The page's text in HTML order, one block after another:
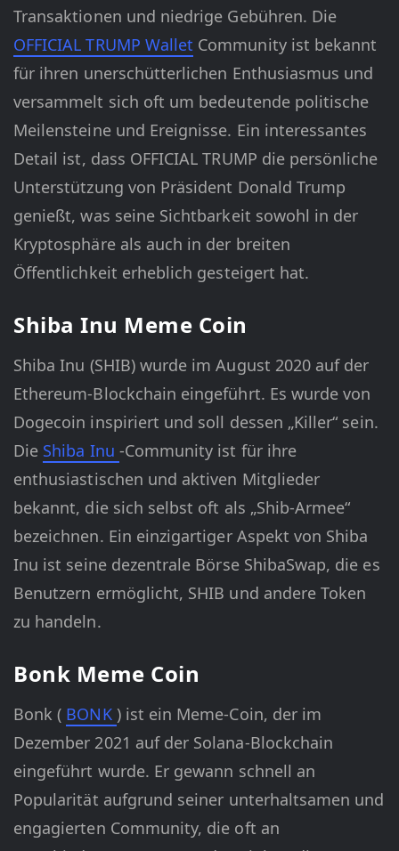
Transaktionen und niedrige Gebühren. Die
OFFICIAL TRUMP Wallet Community ist bekannt
für ihren unerschütterlichen Enthusiasmus und
versammelt sich oft um bedeutende politische
Meilensteine und Ereignisse. Ein interessantes
Detail ist, dass OFFICIAL TRUMP die persönliche
Unterstützung von Präsident Donald Trump
genießt, was seine Sichtbarkeit sowohl in der
Kryptosphäre als auch in der breiten
Öffentlichkeit erheblich gesteigert hat.
Shiba Inu Meme Coin
Shiba Inu (SHIB) wurde im August 2020 auf der
Ethereum-Blockchain eingeführt. Es wurde von
Dogecoin inspiriert und soll dessen „Killer“ sein.
Die Shiba Inu -Community ist für ihre
enthusiastischen und aktiven Mitglieder
bekannt, die sich selbst oft als „Shib-Armee“
bezeichnen. Ein einzigartiger Aspekt von Shiba
Inu ist seine dezentrale Börse ShibaSwap, die es
Benutzern ermöglicht, SHIB und andere Token
zu handeln.
Bonk Meme Coin
Bonk ( BONK ) ist ein Meme-Coin, der im
Dezember 2021 auf der Solana-Blockchain
eingeführt wurde. Er gewann schnell an
Popularität aufgrund seiner unterhaltsamen und
engagierten Community, die oft an